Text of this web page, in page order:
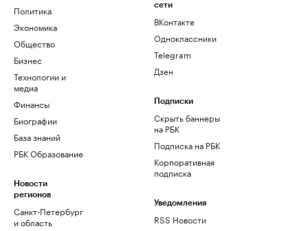
Политика
Экономика
Общество
Бизнес
Технологии и
медиа
Финансы
Биографии
База знаний
РБК Образование
Новости
регионов
Санкт-Петербург
и область
сети
ВКонтакте
Одноклассники
Telegram
Дзен
Подписки
Скрыть баннеры
на РБК
Подписка на РБК
Корпоративная
подписка
Уведомления
RSS Новости